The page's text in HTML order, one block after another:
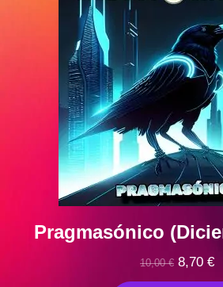
Pragmasónico
10,00€ El
precio
8,70 €El